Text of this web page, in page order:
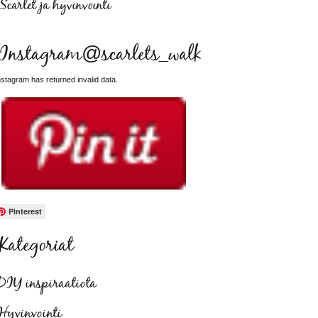
Scarlet ja hyvinvointi
Instagram@scarlets_walk
has returned invalid data.
Pinterest
Kategoriat
inspiraatiota